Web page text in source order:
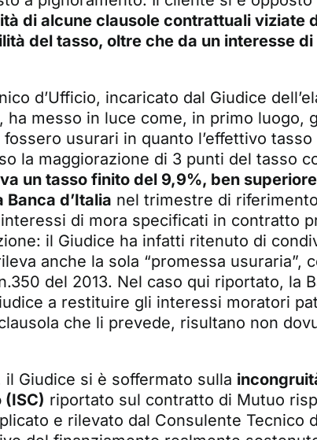
di alcune clausole contrattuali viziate
del tasso, oltre che da un interesse
d’Ufficio, incaricato dal Giudice
ha messo in luce come, in primo luogo,
usurari in quanto l’effettivo
la maggiorazione di 3 punti del tasso
un tasso finito del 9,9%, ben
d’Italia nel trimestre di
interessi di mora specificati in contratto
il Giudice ha infatti ritenuto di
anche la sola “promessa usuraria”,
del 2013. Nel caso qui riportato, la
a restituire gli interessi moratori
che li prevede, risultano non
il Giudice si è soffermato sulla
(ISC) riportato sul contratto di Mutuo
e rilevato dal Consulente Tecnico